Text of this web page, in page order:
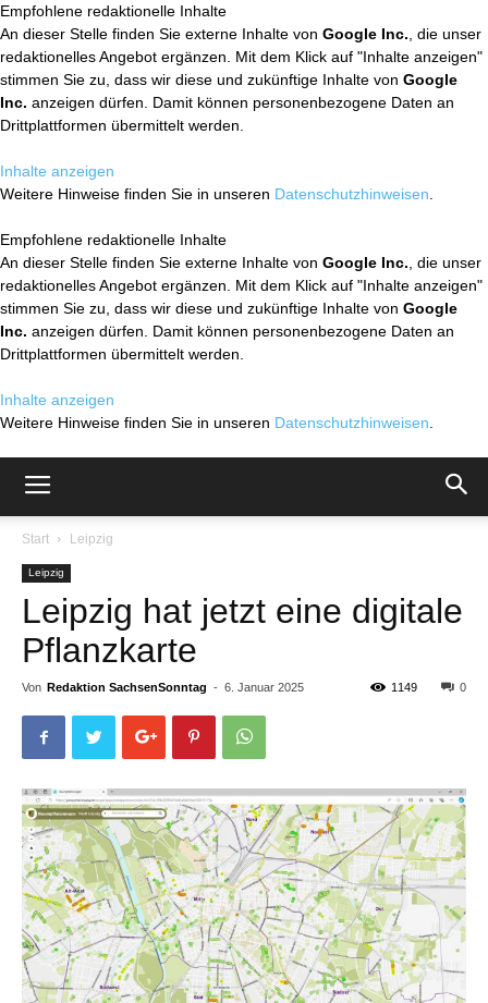
Empfohlene redaktionelle Inhalte
An dieser Stelle finden Sie externe Inhalte von Google Inc. , die unser
redaktionelles Angebot ergänzen. Mit dem Klick auf "Inhalte anzeigen"
stimmen Sie zu, dass wir diese und zukünftige Inhalte von Google
Inc. anzeigen dürfen. Damit können personenbezogene Daten an
Drittplattformen übermittelt werden.
Inhalte anzeigen
Weitere Hinweise finden Sie in unseren Datenschutzhinweisen
Empfohlene redaktionelle Inhalte
An dieser Stelle finden Sie externe Inhalte von Google Inc. , die unser
redaktionelles Angebot ergänzen. Mit dem Klick auf "Inhalte anzeigen"
stimmen Sie zu, dass wir diese und zukünftige Inhalte von Google
Inc. anzeigen dürfen. Damit können personenbezogene Daten an
Drittplattformen übermittelt werden.
Inhalte anzeigen
Weitere Hinweise finden Sie in unseren Datenschutzhinweisen
Start Leipzig
Leipzig
Leipzig hat jetzt eine digitale
Pflanzkarte
Von Redaktion SachsenSonntag - 6. Januar 2025 0
1149